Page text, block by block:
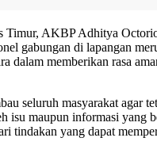
Timur, AKBP Adhitya
gabungan di lapangan
dalam memberikan rasa
seluruh masyarakat agar
isu maupun informasi yang
tindakan yang dapat